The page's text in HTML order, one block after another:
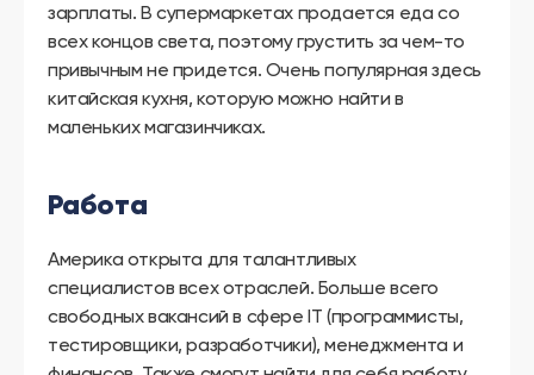
зарплаты. В супермаркетах продается еда со
всех концов света, поэтому грустить за чем-то
привычным не придется. Очень популярная здесь
китайская кухня, которую можно найти в
маленьких магазинчиках.
Работа
Америка открыта для талантливых
специалистов всех отраслей. Больше всего
свободных вакансий в сфере IT (программисты,
тестировщики, разработчики), менеджмента и